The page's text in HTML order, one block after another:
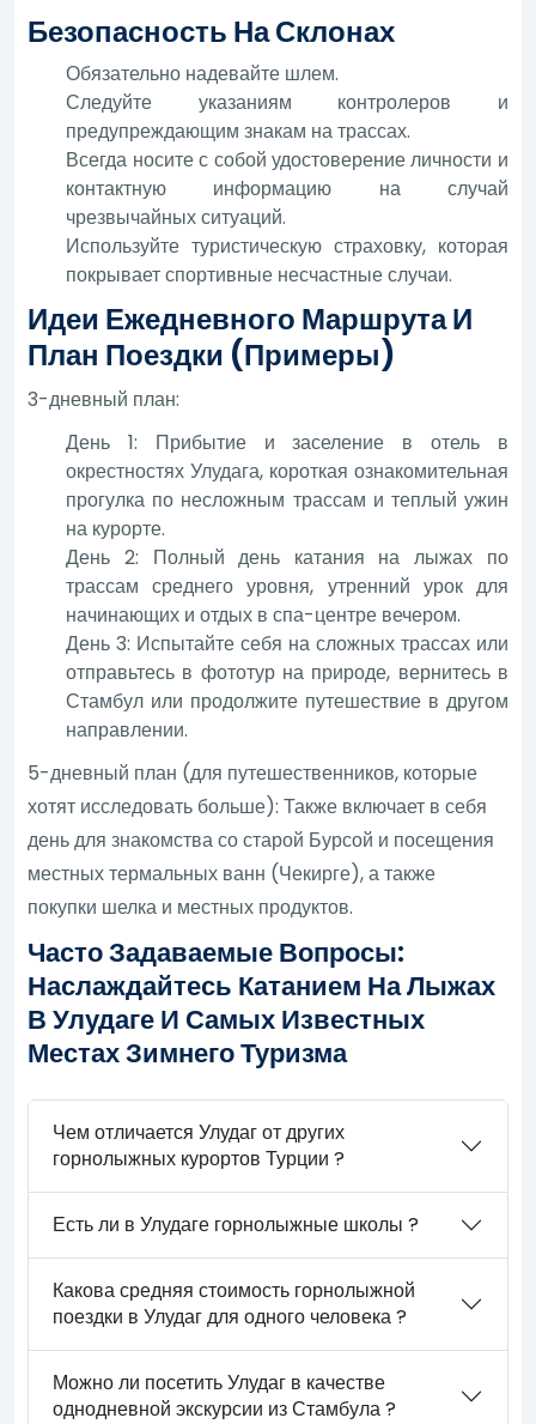
Безопасность На Склонах
Обязательно надевайте шлем.
Следуйте указаниям контролеров и
предупреждающим знакам на трассах.
Всегда носите с собой удостоверение личности и
контактную информацию на случай
чрезвычайных ситуаций.
Используйте туристическую страховку, которая
покрывает спортивные несчастные случаи.
Идеи Ежедневного Маршрута И
План Поездки (примеры)
3-дневный план:
День 1: Прибытие и заселение в отель в
окрестностях Улудага, короткая ознакомительная
прогулка по несложным трассам и теплый ужин
на курорте.
День 2: Полный день катания на лыжах по
трассам среднего уровня, утренний урок для
начинающих и отдых в спа-центре вечером.
День 3: Испытайте себя на сложных трассах или
отправьтесь в фототур на природе, вернитесь в
Стамбул или продолжите путешествие в другом
направлении.
5-дневный план (для путешественников, которые
хотят исследовать больше): Также включает в себя
день для знакомства со старой Бурсой и посещения
местных термальных ванн (Чекирге), а также
покупки шелка и местных продуктов.
Часто Задаваемые Вопросы:
Наслаждайтесь Катанием На Лыжах
В Улудаге И Самых Известных
Местах Зимнего Туризма
Чем отличается Улудаг от других
горнолыжных курортов Турции ?
Есть ли в Улудаге горнолыжные школы ?
Какова средняя стоимость горнолыжной
поездки в Улудаг для одного человека ?
Можно ли посетить Улудаг в качестве
однодневной экскурсии из Стамбула ?